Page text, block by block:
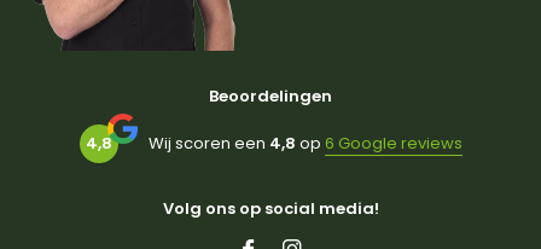
Beoordelingen
4,8 Wij scoren een 4,8 op 6 Google reviews
Volg ons op social media!